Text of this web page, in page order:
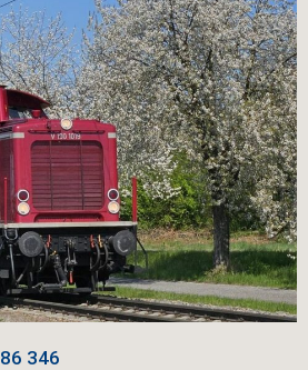
86 346